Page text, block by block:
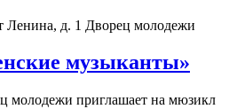
Ленина, д. 1 Дворец молодежи
музыканты»
молодежи приглашает на мюзикл